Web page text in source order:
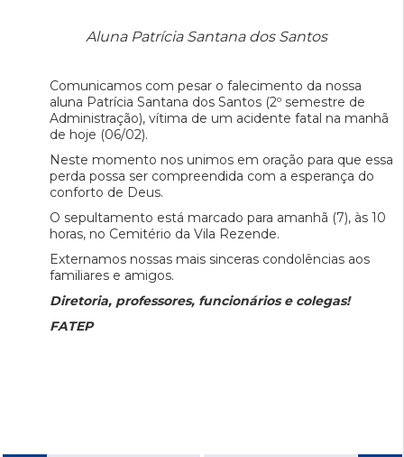
Aluna Patrícia Santana dos Santos
Comunicamos com pesar o falecimento da nossa
aluna Patrícia Santana dos Santos (2º semestre de
Administração), vítima de um acidente fatal na manhã
de hoje (06/02).
Neste momento nos unimos em oração para que essa
perda possa ser compreendida com a esperança do
conforto de Deus.
O sepultamento está marcado para amanhã (7), às 10
horas, no Cemitério da Vila Rezende.
Externamos nossas mais sinceras condolências aos
familiares e amigos.
Diretoria, professores, funcionários e colegas!
FATEP